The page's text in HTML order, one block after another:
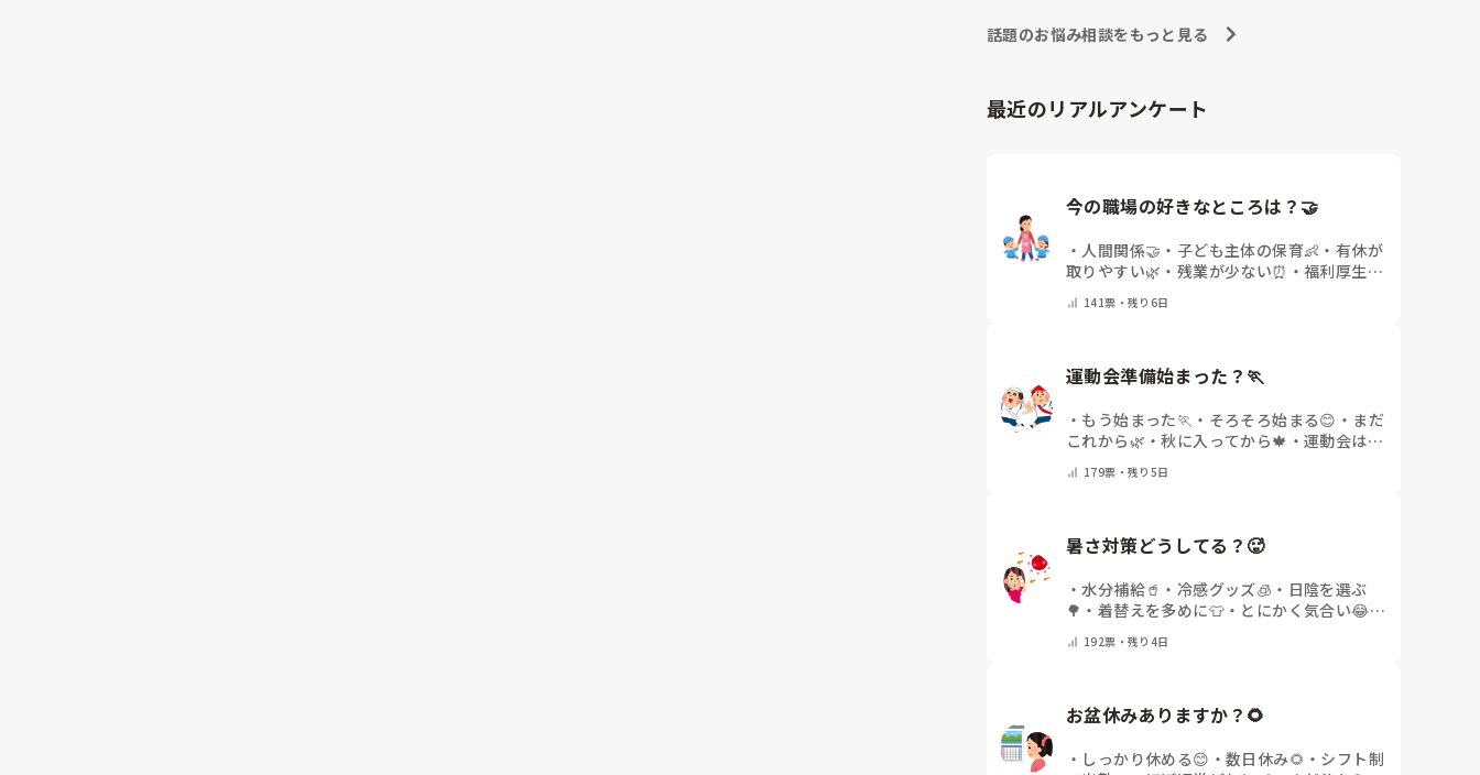
整骨院に行ってより酷くなって帰ってきたことがあ
り、怖くて行けていません。
話題のお悩み相談をもっと見る
最近のリアルアンケート
・ 人間関係🤝 ・ 子ども主体の保育👶 ・ 有休が
取りやすい🌿 ・ 残業が少ない⏰ ・ 福利厚生・
141票・残り6日
運動会準備始まった？🏃
・ もう始まった🏃 ・ そろそろ始まる😊 ・ まだ
これから🌿 ・秋に入ってから🍁 ・ 運動会はな
ください)
179票・残り5日
暑さ対策どうしてる？🥵
・水分補給🥤 ・ 冷感グッズ🧊 ・ 日陰を選ぶ
🌳 ・ 着替えを多めに👕・ とにかく気合い😂・
192票・残り4日
お盆休みありますか？🌻
・ しっかり休める😊 ・ 数日休み🌻 ・ シフト制